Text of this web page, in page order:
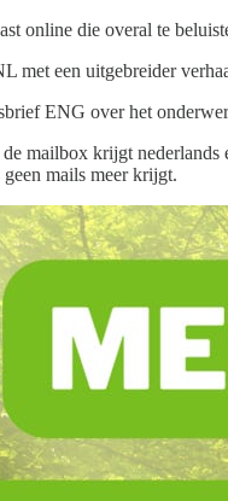
online die overal te
met een uitgebreider
ENG over het
mailbox krijgt nederlands
mails meer krijgt.